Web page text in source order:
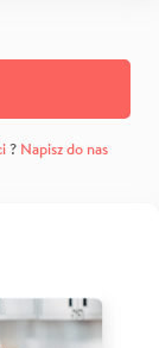
? Napisz do nas